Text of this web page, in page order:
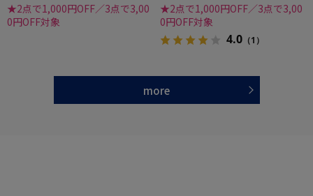
★2点で1,000円OFF／3点で3,00
0円OFF対象
★2点で1,000円OFF／3点で3,00
0円OFF対象
4.0 （1）
more